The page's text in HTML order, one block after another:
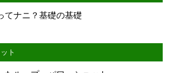
てナニ？基礎の基礎
ト